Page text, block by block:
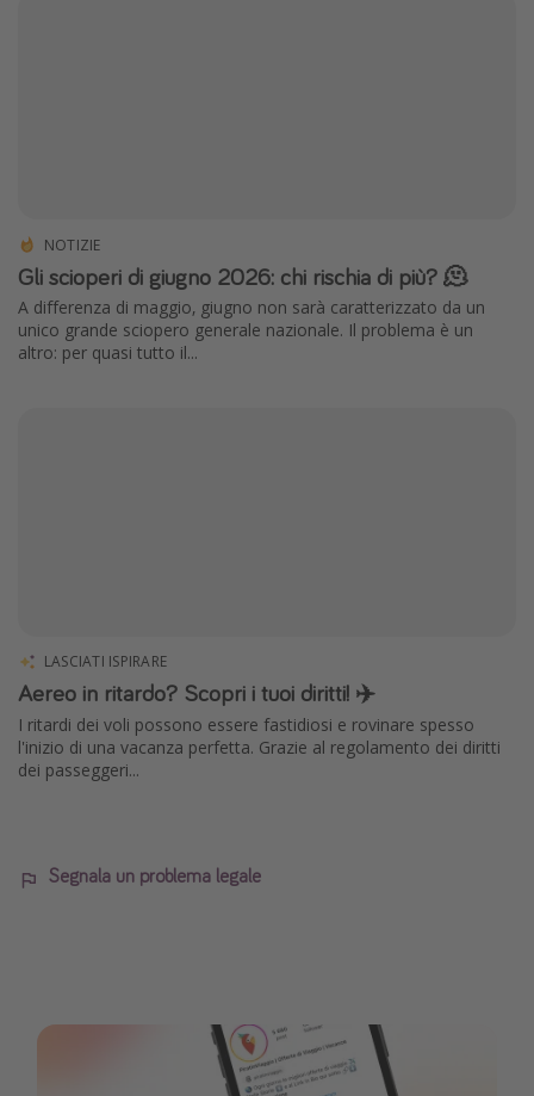
NOTIZIE
Gli scioperi di giugno 2026: chi rischia di più? 🫠
A differenza di maggio, giugno non sarà caratterizzato da un
unico grande sciopero generale nazionale. Il problema è un
altro: per quasi tutto il...
LASCIATI ISPIRARE
Aereo in ritardo? Scopri i tuoi diritti! ✈️
I ritardi dei voli possono essere fastidiosi e rovinare spesso
l'inizio di una vacanza perfetta. Grazie al regolamento dei diritti
dei passeggeri...
Segnala un problema legale